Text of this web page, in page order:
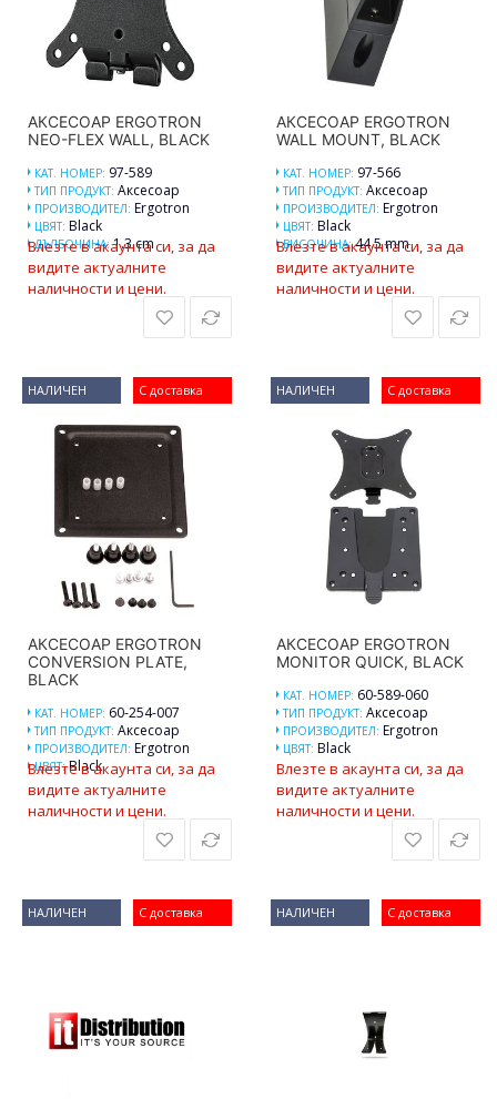
АКСЕСОАР ERGOTRON
NEO-FLEX WALL, BLACK
КАТ. НОМЕР: 97-589
ТИП ПРОДУКТ: Аксесоар
ПРОИЗВОДИТЕЛ: Ergotron
ЦВЯТ: Black
ДЪЛБОЧИНА:1.3 cm
Влезте в акаунта си, за да
видите актуалните
наличности и цени.
АКСЕСОАР ERGOTRON
WALL MOUNT, BLACK
КАТ. НОМЕР: 97-566
ТИП ПРОДУКТ: Аксесоар
ПРОИЗВОДИТЕЛ: Ergotron
ЦВЯТ: Black
ВИСОЧИНА:44.5 mm
Влезте в акаунта си, за да
видите актуалните
наличности и цени.
С доставка
НАЛИЧЕН
АКСЕСОАР ERGOTRON
CONVERSION PLATE,
BLACK
КАТ. НОМЕР: 60-254-007
ТИП ПРОДУКТ: Аксесоар
ПРОИЗВОДИТЕЛ: Ergotron
ЦВЯТ:Black
Влезте в акаунта си, за да
видите актуалните
наличности и цени.
С доставка
НАЛИЧЕН
АКСЕСОАР ERGOTRON
MONITOR QUICK, BLACK
КАТ. НОМЕР: 60-589-060
ТИП ПРОДУКТ: Аксесоар
ПРОИЗВОДИТЕЛ: Ergotron
ЦВЯТ: Black
Влезте в акаунта си, за да
видите актуалните
наличности и цени.
С доставка
НАЛИЧЕН С доставка
НАЛИЧЕН